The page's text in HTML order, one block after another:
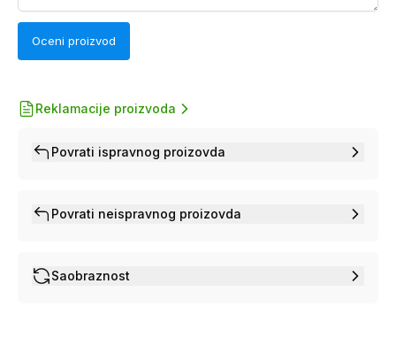
Oceni proizvod
Reklamacije proizvoda
Povrati ispravnog proizovda
Povrati neispravnog proizovda
Saobraznost